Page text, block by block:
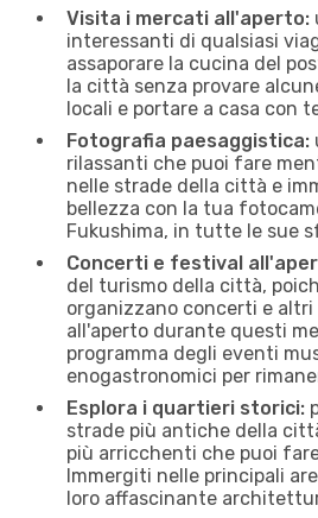
Visita i mercati all'aperto:
interessanti di qualsiasi
assaporare la cucina del
la città senza provare
locali e portare a casa con
Fotografia paesaggistica:
rilassanti che puoi fare
nelle strade della città e
bellezza con la tua
Fukushima, in tutte le sue
Concerti e festival
del turismo della città,
organizzano concerti e
all'aperto durante questi
programma degli eventi
enogastronomici per
Esplora i quartieri storici:
strade più antiche della
più arricchenti che puoi
Immergiti nelle principali
loro affascinante